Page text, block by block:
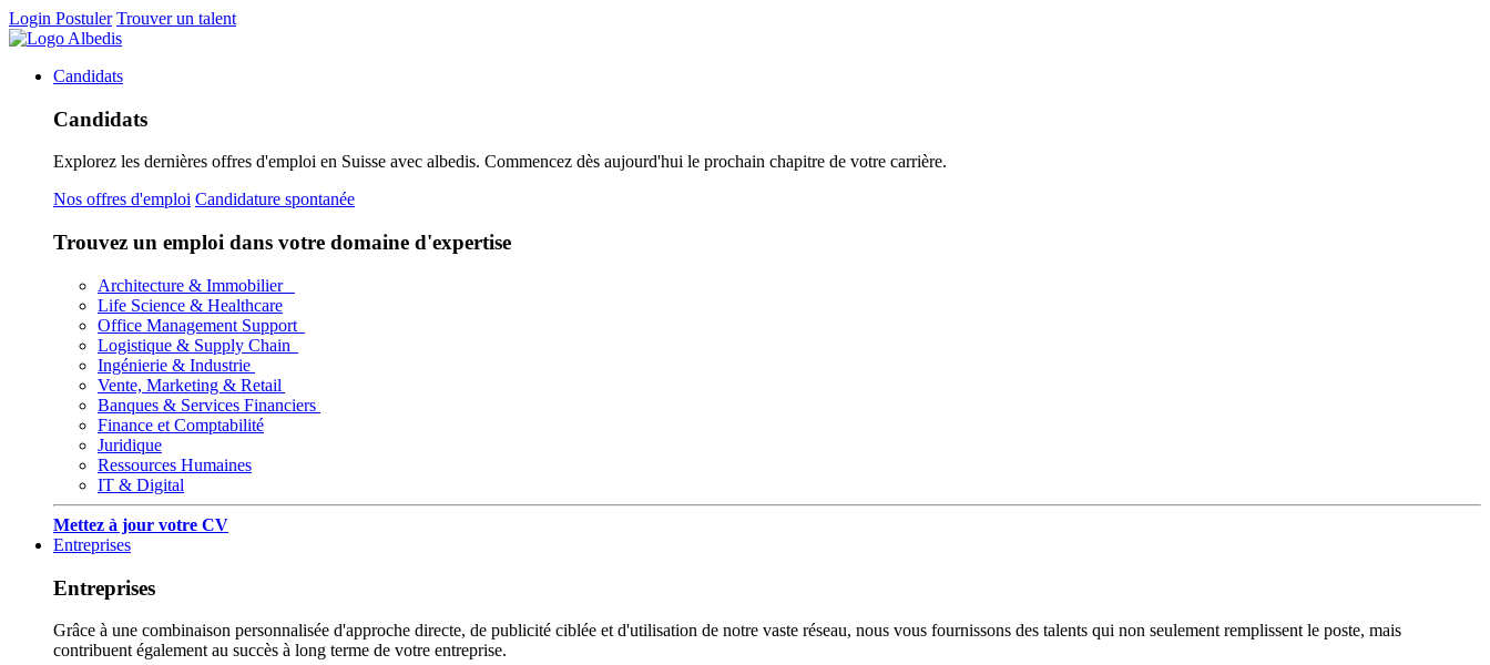
Login Postuler Trouver un talent
Candidats
Candidats
Explorez les dernières offres d'emploi en Suisse avec albedis. Commencez dès aujourd'hui le prochain chapitre de votre carrière.
Nos offres d'emploi Candidature spontanée
Trouvez un emploi dans votre domaine d'expertise
Architecture & Immobilier
Life Science & Healthcare
Office Management Support
Logistique & Supply Chain
Ingénierie & Industrie
Vente, Marketing & Retail
Banques & Services Financiers
Finance et Comptabilité
Juridique
Ressources Humaines
IT & Digital
Mettez à jour votre CV
Entreprises
Entreprises
Grâce à une combinaison personnalisée d'approche directe, de publicité ciblée et d'utilisation de notre vaste réseau, nous vous fournissons des talents qui non seulement remplissent le poste, mais
contribuent également au succès à long terme de votre entreprise.